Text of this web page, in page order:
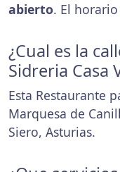
abierto. El
¿Cual es la
Sidreria Casa
Esta Restaurante
Marquesa de
Siero, Asturias.